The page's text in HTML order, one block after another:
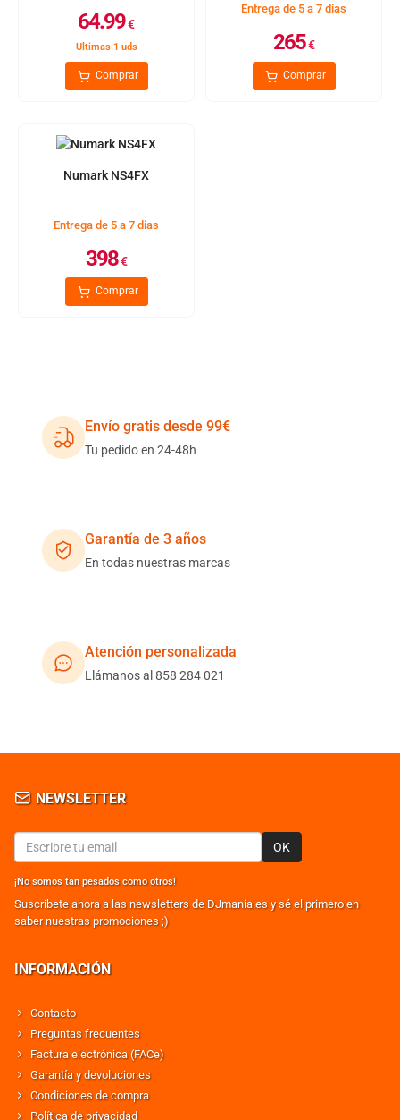
64.99€
Ultimas 1 uds
Comprar
Entrega de 5 a 7 dias
265€
Comprar
Numark NS4FX
Entrega de 5 a 7 dias
398€
Comprar
Envío gratis desde 99€
Tu pedido en 24-48h
Garantía de 3 años
En todas nuestras marcas
Atención personalizada
Llámanos al 858 284 021
NEWSLETTER
OK
¡No somos tan pesados como otros!
Suscribete ahora a las newsletters de DJmania.es y sé el primero en
saber nuestras promociones ;)
INFORMACIÓN
Contacto
Preguntas frecuentes
Factura electrónica (FACe)
Garantía y devoluciones
Condiciones de compra
Política de privacidad